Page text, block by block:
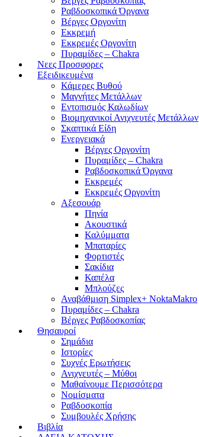
Ραβδοσκοπικά Όργανα
Βέργες Οργονίτη
Εκκρεμή
Εκκρεμές Οργονίτη
Πυραμίδες – Chakra
Νεες Προσφορες
Εξειδικευμένα
Κάμερες Βυθού
Μαγνήτες Μετάλλων
Εντοπισμός Καλωδίων
Βιομηχανικοί Ανιχνευτές Μετάλλων
Σκαπτικά Είδη
Ενεργειακά
Βέργες Οργονίτη
Πυραμίδες – Chakra
Ραβδοσκοπικά Όργανα
Εκκρεμές
Εκκρεμές Οργονίτη
Αξεσουάρ
Πηνία
Ακουστικά
Καλύμματα
Μπαταρίες
Φορτιστές
Σακίδια
Καπέλα
Μπλούζες
Αναβάθμιση Simplex+ NoktaMakro
Πυραμίδες – Chakra
Βέργες Ραβδοσκοπίας
Θησαυροί
Σημάδια
Ιστορίες
Συχνές Ερωτήσεις
Ανιχνευτές – Μύθοι
Μαθαίνουμε Περισσότερα
Νομίσματα
Ραβδοσκοπία
Συμβουλές Χρήσης
Βιβλία